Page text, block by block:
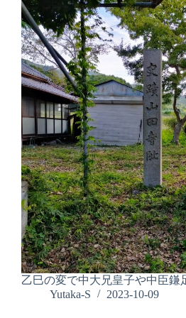
乙巳の変で中大兄皇子や中臣
Yutaka-S
2023-10-09